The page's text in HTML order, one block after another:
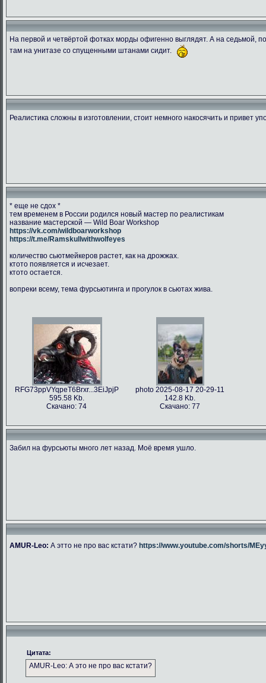
266.47 Kb.
Скачано: 76
204.42 Kb.
Скачано: 78
134.03
На первой и четвёртой фотках морды офигенно выглядят. А на седьмой,
там на унитазе со спущенными штанами сидит.
Реалистика сложны в изготовлении, стоит немного накосячить и привет
* еще не сдох *
тем временем в России родился новый мастер по реалистикам
название мастерской — Wild Boar Workshop
https://vk.com/wildboarworkshop
https://t.me/Ramskullwithwolfeyes
количество сьютмейкеров растет, как на дрожжах.
ктото появляется и исчезает.
ктото остается.
вопреки всему, тема фурсьютинга и прогулок в сьютах жива.
RFG73ppVYqpeT6Brxr...3EiJpjP
595.58 Kb.
Скачано: 74
photo 2025-08-17 20-29-11
142.8 Kb.
Скачано: 77
Забил на фурсьюты много лет назад. Моё время ушло.
AMUR-Leo: А этто не про вас кстати? https://www.youtube.com/shorts/
Цитата:
AMUR-Leo: А это не про вас кстати?